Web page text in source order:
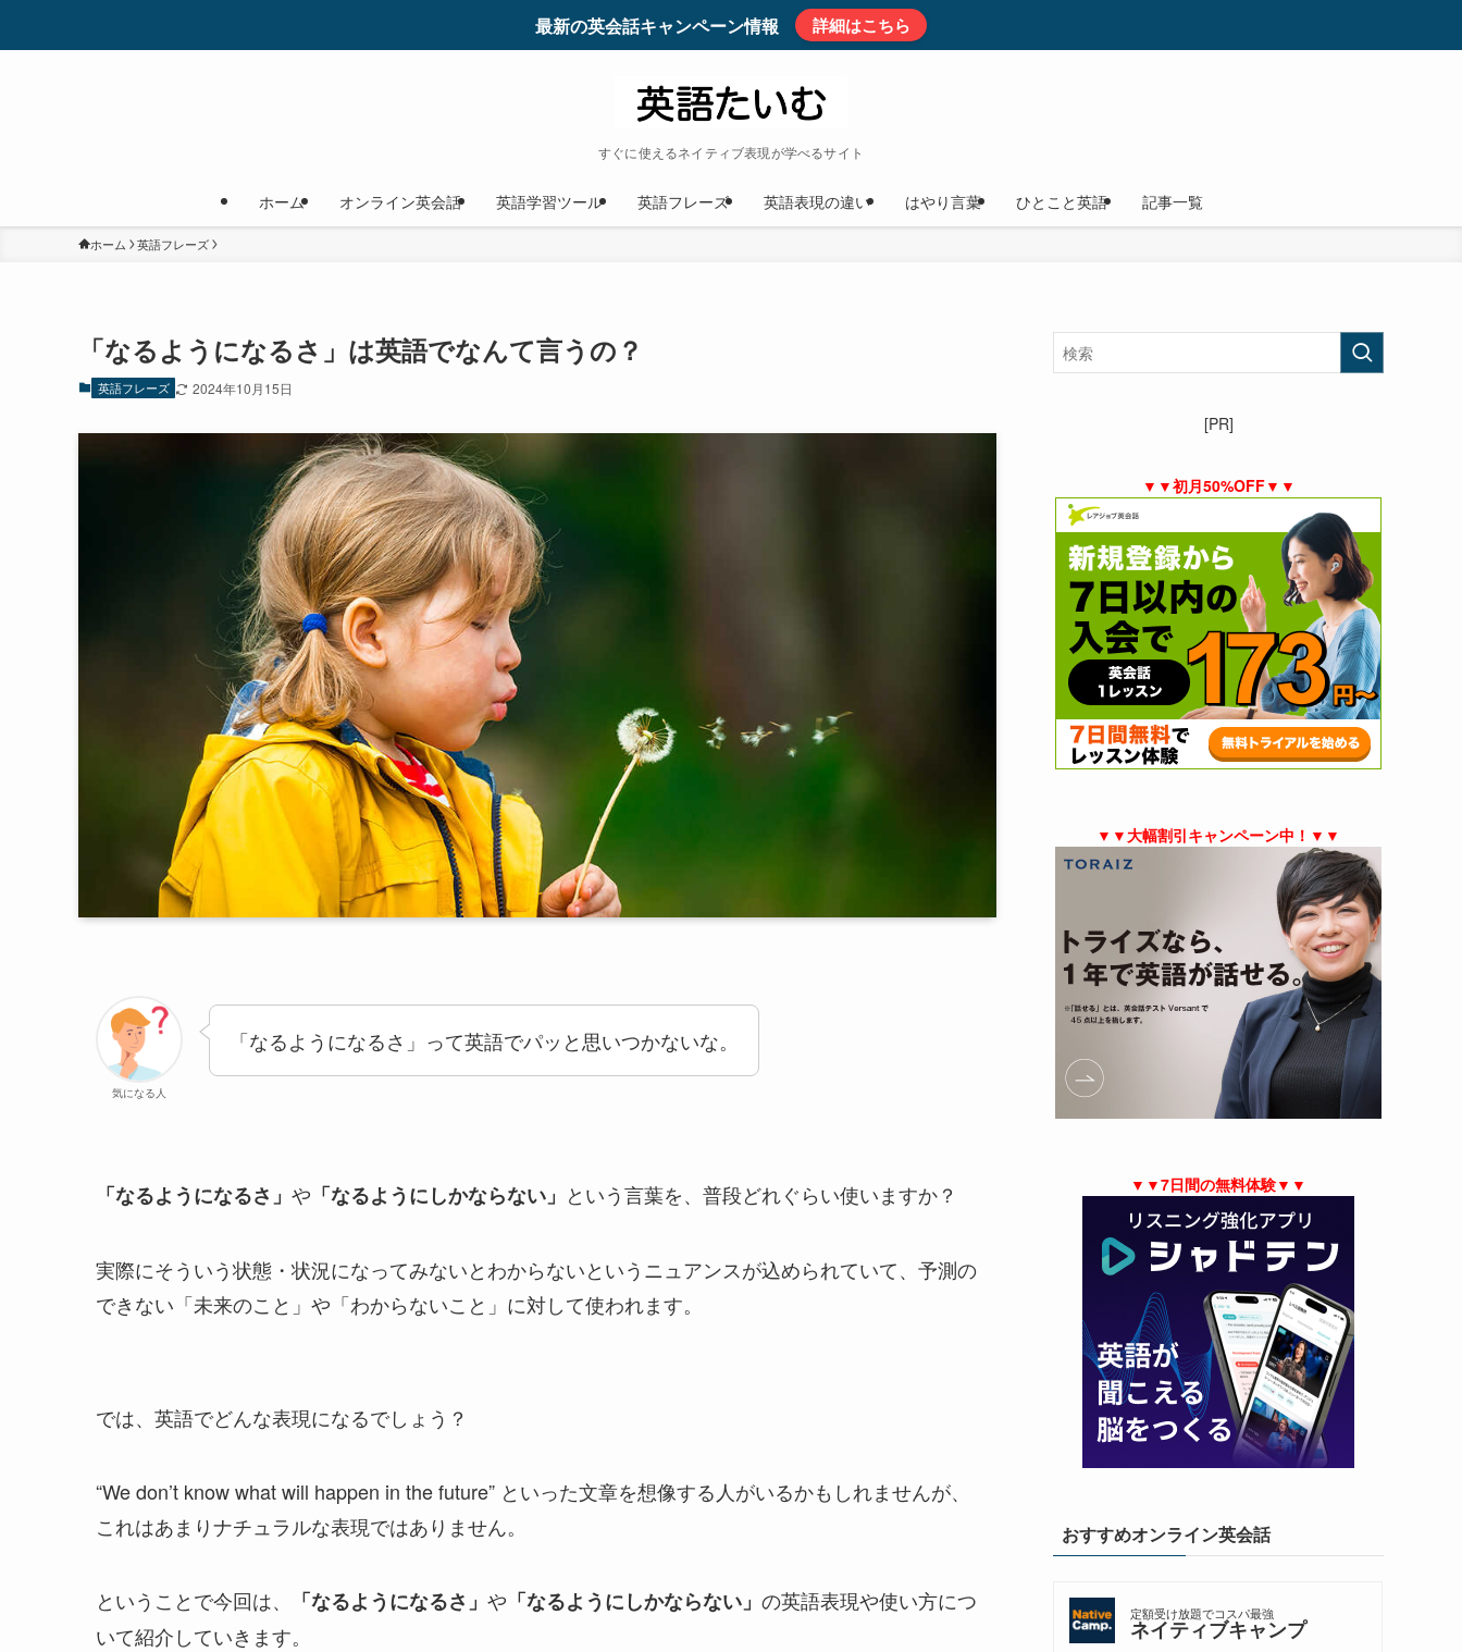
最新の英会話キャンペーン情報 詳細はこちら
すぐに使えるネイティブ表現が学べるサイト
ホーム オンライン英会話 英語学習ツール 英語フレーズ 英語表現の違い はやり言葉 ひとこと英語 記事一覧
ホーム 英語フレーズ
「なるようになるさ」は英語でなんて言うの？
英語フレーズ 2024年10月15日
気になる人
「なるようになるさ」って英語でパッと思いつかないな。
「なるようになるさ」 や 「なるようにしかならない」 という言葉を、普段どれぐらい使いますか？
実際にそういう状態・状況になってみないとわからないというニュアンスが込められていて、予測の
できない「未来のこと」や「わからないこと」に対して使われます。
では、英語でどんな表現になるでしょう？
“We don’t know what will happen in the future” といった文章を想像する人がいるかもしれませんが、
これはあまりナチュラルな表現ではありません。
ということで今回は、 「なるようになるさ」 や 「なるようにしかならない」 の英語表現や使い方につ
いて紹介していきます。
[PR]
▼▼初月50%OFF▼▼
▼▼大幅割引キャンペーン中！▼▼
▼▼7日間の無料体験▼▼
おすすめオンライン英会話
定額受け放題でコスパ最強
ネイティブキャンプ